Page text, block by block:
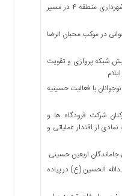
خدمات رسانی موکب محبان الرضای شهرداری منطقه ۴ در مسیر
در موکب محبان الرضا
شبکه پروازی و تقویت
با فعالیت حسینیه
شرکت فرودگاه ها و
از اقتدار عملیاتی و
اربعین حسینی
عاشقان اباعبدالله الحسین (ع) در پیاده